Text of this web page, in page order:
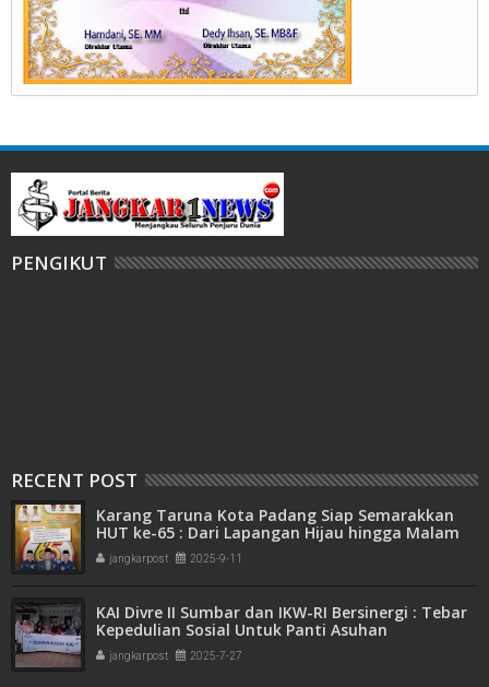
PENGIKUT
RECENT POST
Karang Taruna Kota Padang Siap Semarakkan
HUT ke-65 : Dari Lapangan Hijau hingga Malam
Kebersamaan
jangkarpost 2025-9-11
KAI Divre II Sumbar dan IKW-RI Bersinergi : Tebar
Kepedulian Sosial Untuk Panti Asuhan
jangkarpost 2025-7-27